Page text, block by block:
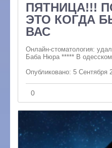
ПЯТНИЦА!!!
ЭТО КОГДА
ВАС
Онлайн-стоматология:
Баба Нюра ***** В
Опубликовано: 5 Сентября
0